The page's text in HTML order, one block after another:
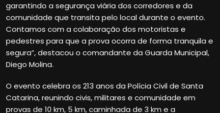
garantindo a segurança viária dos corredores e da
comunidade que transita pelo local durante o evento.
Contamos com a colaboração dos motoristas e
pedestres para que a prova ocorra de forma tranquila e
segura”, destacou o comandante da Guarda Municipal,
Diego Molina.
O evento celebra os 213 anos da Polícia Civil de Santa
Catarina, reunindo civis, militares e comunidade em
provas de 10 km, 5 km, caminhada de 3 km e a